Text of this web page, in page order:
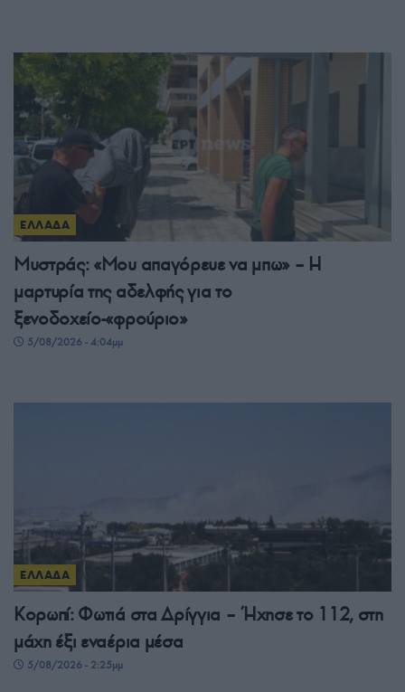
ΕΛΛΑΔΑ
Μυστράς: «Μου απαγόρευε να μπω» – Η
μαρτυρία της αδελφής για το
ξενοδοχείο-«φρούριο»
5/08/2026 - 4:04μμ
ΕΛΛΑΔΑ
Κορωπί: Φωτιά στα Δρίγγια – Ήχησε το 112, στη
μάχη έξι εναέρια μέσα
5/08/2026 - 2:25μμ